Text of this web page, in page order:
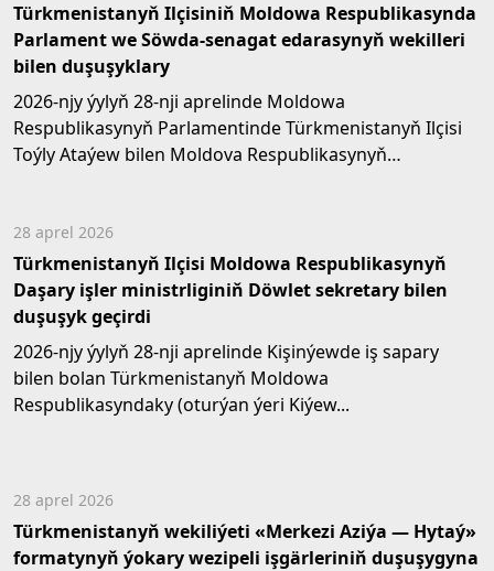
Türkmenistanyň Ilçisiniň Moldowa Respublikasynda
Parlament we Söwda-senagat edarasynyň wekilleri
bilen duşuşyklary
2026-njy ýylyň 28-nji aprelinde Moldowa
Respublikasynyň Parlamentinde Türkmenistanyň Ilçisi
Toýly Ataýew bilen Moldova Respublikasynyň
28 aprel 2026
Türkmenistanyň Ilçisi Moldowa Respublikasynyň
Daşary işler ministrliginiň Döwlet sekretary bilen
duşuşyk geçirdi
2026-njy ýylyň 28-nji aprelinde Kişinýewde iş sapary
bilen bolan Türkmenistanyň Moldowa
Respublikasyndaky (oturýan ýeri Kiýew...
28 aprel 2026
Türkmenistanyň wekiliýeti «Merkezi Aziýa — Hytaý»
formatynyň ýokary wezipeli işgärleriniň duşuşygyna